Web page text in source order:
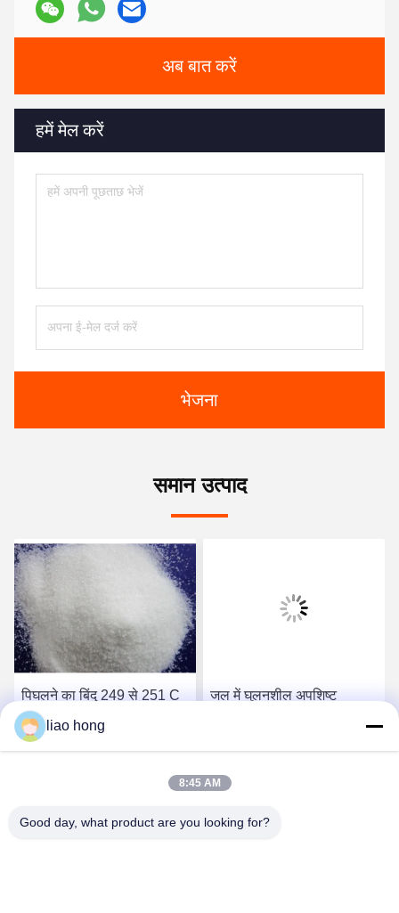
अब बात करें
हमें मेल करें
भेजना
समान उत्पाद
पिघलने का बिंदु 249 से 251 C
सीवेज उपचार रसायन पॉली
एल्यूमीनियम क्लोराइड निलंबित
जल उपचार के परिणाम सुनिश्चित
सबसे अच्छी कीमत पाएं
जल में घुलनशील अपशिष्ट
आवश्यक रसायन
liao hong
8:45 AM
Good day, what product are you looking for?